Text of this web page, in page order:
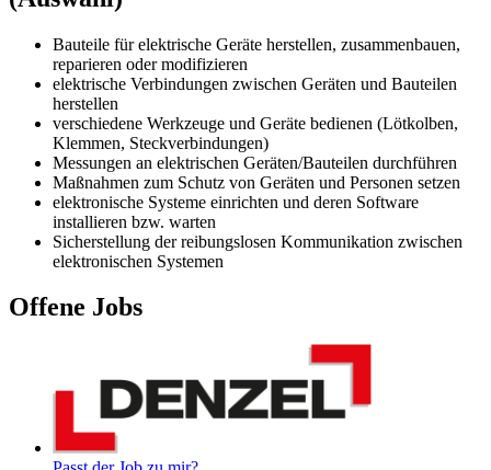
Bauteile für elektrische Geräte herstellen, zusammenbauen,
reparieren oder modifizieren
elektrische Verbindungen zwischen Geräten und Bauteilen
herstellen
verschiedene Werkzeuge und Geräte bedienen (Lötkolben,
Klemmen, Steckverbindungen)
Messungen an elektrischen Geräten/Bauteilen durchführen
Maßnahmen zum Schutz von Geräten und Personen setzen
elektronische Systeme einrichten und deren Software
installieren bzw. warten
Sicherstellung der reibungslosen Kommunikation zwischen
elektronischen Systemen
Offene Jobs